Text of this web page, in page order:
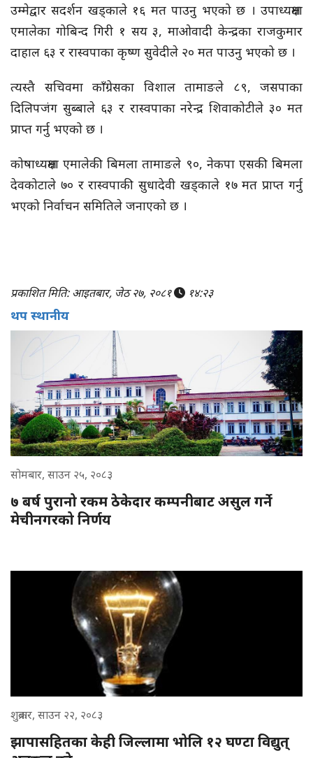
उम्मेद्वार सदर्शन खड्काले १६ मत पाउनु भएको छ । उपाध्यक्षमा
एमालेका गोबिन्द गिरी १ सय ३, माओवादी केन्द्रका राजकुमार
दाहाल ६३ र रास्वपाका कृष्ण सुवेदीले २० मत पाउनु भएको छ ।
त्यस्तै सचिवमा काँग्रेसका विशाल तामाङले ८९, जसपाका
दिलिपजंग सुब्बाले ६३ र रास्वपाका नरेन्द्र शिवाकोटीले ३० मत
प्राप्त गर्नु भएको छ ।
कोषाध्यक्षमा एमालेकी बिमला तामाङले ९०, नेकपा एसकी बिमला
देवकोटाले ७० र रास्वपाकी सुधादेवी खड्काले १७ मत प्राप्त गर्नु
भएको निर्वाचन समितिले जनाएको छ ।
प्रकाशित मिति: आइतबार, जेठ २७, २०८१ १४:२३
थप स्थानीय
सोमबार, साउन २५, २०८३
७ बर्ष पुरानो रकम ठेकेदार कम्पनीबाट असुल गर्ने
मेचीनगरको निर्णय
शुक्रबार, साउन २२, २०८३
झापासहितका केही जिल्लामा भोलि १२ घण्टा विद्युत्